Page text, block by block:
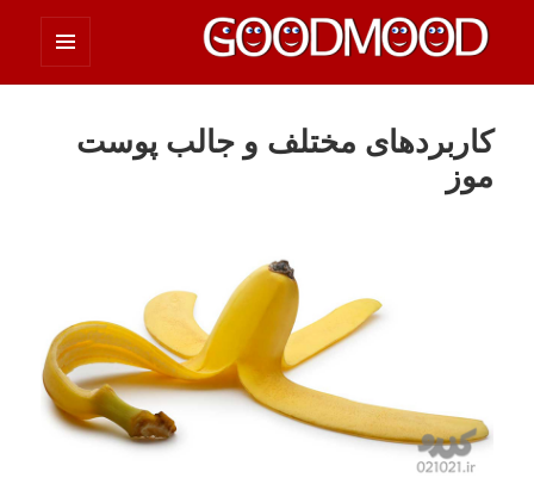
چیزای خووب مووب
کاربردهای مختلف و جالب پوست
موز